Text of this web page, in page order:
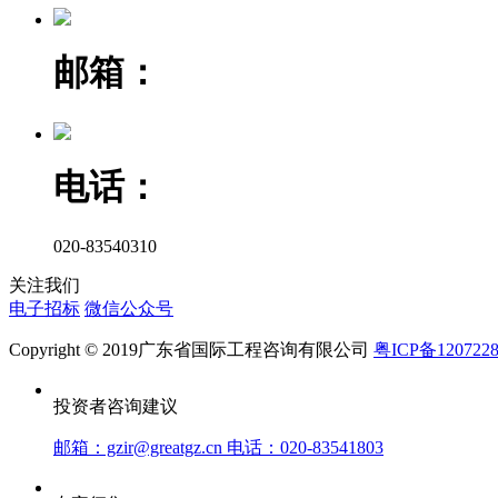
邮箱：
电话：
020-83540310
关注我们
电子招标 微信公众号
Copyright © 2019广东省国际工程咨询有限公司 粤ICP备
投资者咨询建议
邮箱：gzir@greatgz.cn 电话：020-83541803